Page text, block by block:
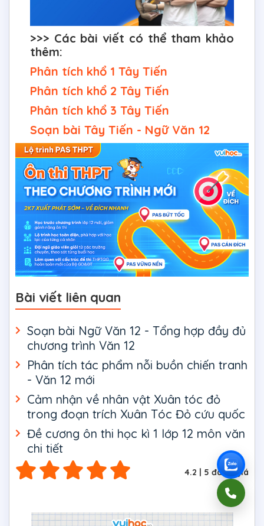
>>> Các bài viết có thể tham khảo
thêm:
Phân tích khổ 1 Tây Tiến
Phân tích khổ 2 Tây Tiến
Phân tích khổ 3 Tây Tiến
Soạn bài Tây Tiến - Ngữ Văn 12
Bài viết liên quan
Soạn bài Ngữ Văn 12 - Tổng hợp đầy đủ
chương trình Văn 12
Phân tích tác phẩm nỗi buồn chiến tranh
- Văn 12 mới
Cảm nhận về nhân vật Xuân tóc đỏ
trong đoạn trích Xuân Tóc Đỏ cứu quốc
Đề cương ôn thi học kì 1 lớp 12 môn văn
chi tiết
4.2 | 5 đánh giá